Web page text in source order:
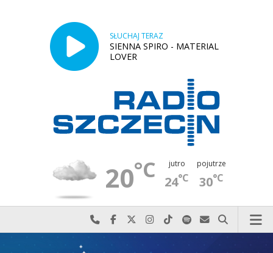
SŁUCHAJ TERAZ
SIENNA SPIRO - MATERIAL
LOVER
20°C jutro
24°C
pojutrze
30°C
Najlepiej po prostu do nas zadzwoń
Odwiedź nas na Facebook-u
Odwiedź nas na X
Odwiedź nas na Instagram-ie
Odwiedź nas na TikTok-u
Szukaj nas na Spotify
Wyślij do nas
Szukaj